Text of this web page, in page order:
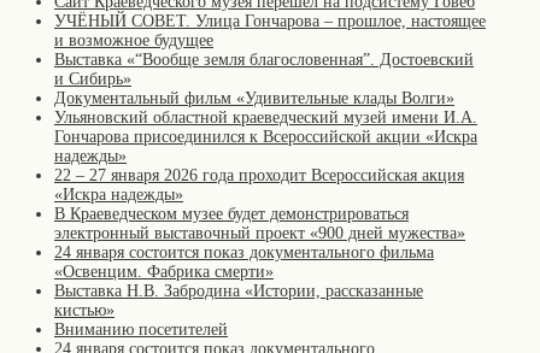
УЧЁНЫЙ СОВЕТ. Улица Гончарова – прошлое, настоящее
и возможное будущее
Выставка «“Вообще земля благословенная”. Достоевский
и Сибирь»
Документальный фильм «Удивительные клады Волги»
Ульяновский областной краеведческий музей имени И.А.
Гончарова присоединился к Всероссийской акции «Искра
надежды»
22 – 27 января 2026 года проходит Всероссийская акция
«Искра надежды»
В Краеведческом музее будет демонстрироваться
электронный выставочный проект «900 дней мужества»
24 января состоится показ документального фильма
«Освенцим. Фабрика смерти»
Выставка Н.В. Забродина «Истории, рассказанные
кистью»
Вниманию посетителей
24 января состоится показ документального